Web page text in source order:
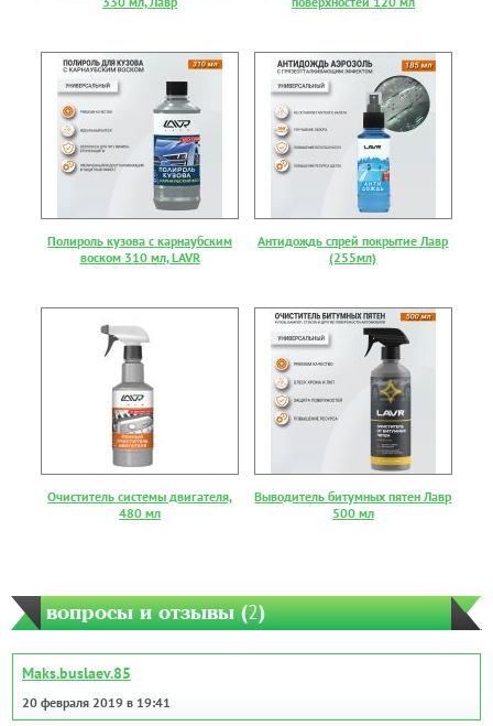
Полироль кузова с карнаубским
воском 310 мл, LAVR
Антидождь спрей покрытие Лавр
(255мл)
Очиститель системы двигателя,
480 мл
Выводитель битумных пятен Лавр
500 мл
вопросы и отзывы (2)
Maks.buslaev.85
20 февраля 2019 в 19:41